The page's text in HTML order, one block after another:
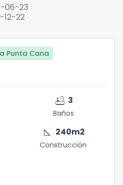
06-23
12-22
Punta Cana
bathtub 3
Baños
square_foot 240m2
Construcción